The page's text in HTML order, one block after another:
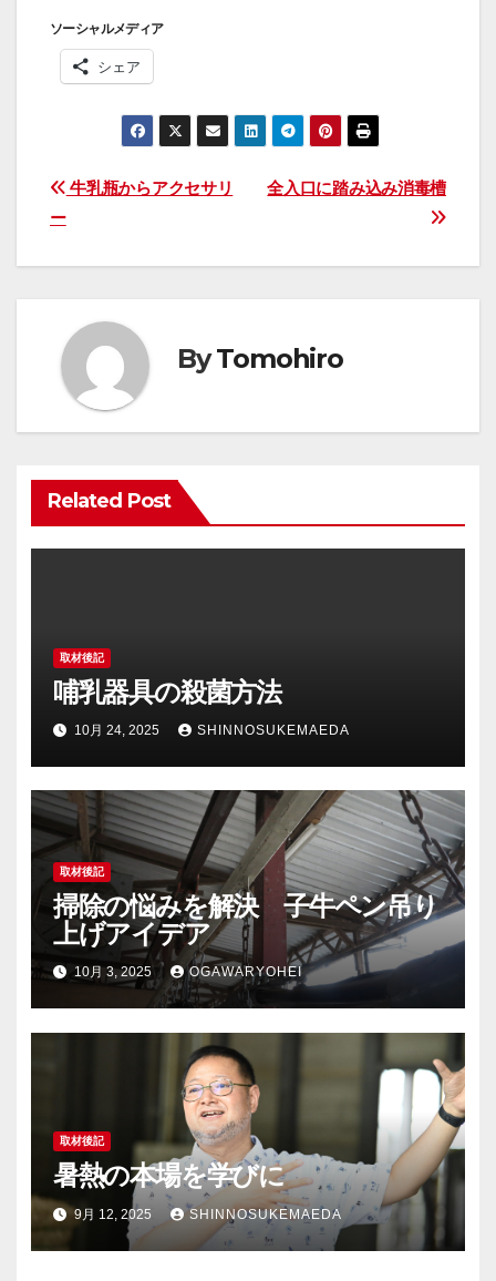
ソーシャルメディア
シェア
投
稿
ビ
ゲ
ー
ョ
ン
全入口に踏み込み消毒槽
牛乳瓶からアクセサリ
ー
ByTomohiro
Related Post
取材後記
哺乳器具の殺菌方法
10月 24, 2025 SHINNOSUKEMAEDA
取材後記
掃除の悩みを解決 子牛ペン吊り
上げアイデア
10月 3, 2025 OGAWARYOHEI
取材後記
暑熱の本場を学びに
9月 12, 2025 SHINNOSUKEMAEDA